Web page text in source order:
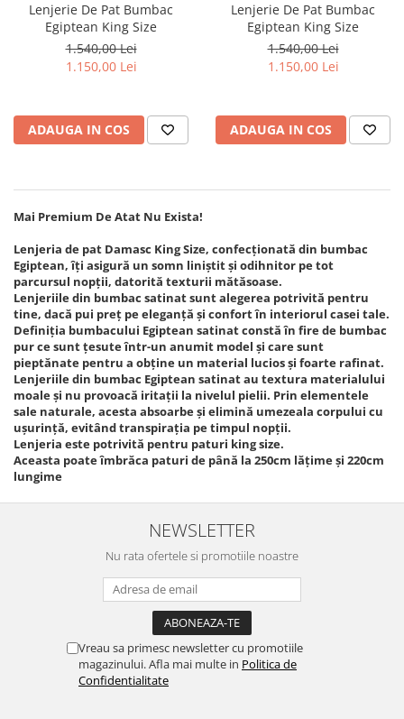
Persoane
Set Lenjerie Pat Blanita Iepure, 6
Piese, Cu Pilota Inclusa
Lenjerii De Pat Premium Collection
Pilota / Cuvertura Inclusa
Set Lenjerie De Pat Jacquard Regal,
Lenjerii Damasc Egiptean King Size
Lenjerii De Pat, Finet Premium, 1
Lenjerii De Pat Damasc 1 Persoana
Lenjerii De Pat, Imprimeu 3D, 1
Persoana
Lenjerie De Pat Bumbac
Egiptean King Size
1.540,00 Lei
1.150,00 Lei
ADAUGA IN COS
Lenjerie De Pat Bumbac
Egiptean King Size
1.540,00 Lei
1.150,00 Lei
ADAUGA IN COS
Mai Premium De Atat Nu Exista!
Lenjeria de pat Damasc King Size, confecționată din bumbac
Egiptean, îți asigură un somn liniștit și odihnitor pe tot
parcursul nopții, datorită texturii mătăsoase.
Lenjeriile din bumbac satinat sunt alegerea potrivită pentru
tine, dacă pui preț pe eleganță și confort în interiorul casei tale.
Definiția bumbacului Egiptean satinat constă în fire de bumbac
pur ce sunt țesute într-un anumit model și care sunt
pieptănate pentru a obține un material lucios și foarte rafinat.
Lenjeriile din bumbac Egiptean satinat au textura materialului
moale și nu provoacă iritații la nivelul pielii. Prin elementele
sale naturale, acesta absoarbe și elimină umezeala corpului cu
ușurință, evitând transpirația pe timpul nopții.
Lenjeria este potrivită pentru paturi king size.
Aceasta poate îmbrăca paturi de până la 250cm lățime și 220cm
lungime
NEWSLETTER
Nu rata ofertele si promotiile noastre
Vreau sa primesc newsletter cu promotiile
magazinului. Afla mai multe in Politica de
Confidentialitate